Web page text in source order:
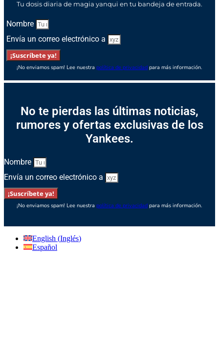
Tu dosis diaria de magia yanqui en tu bandeja de entrada.
Nombre
Envía un correo electrónico a
¡Suscríbete ya!
¡No enviamos spam! Lee nuestra política de privacidad para más información.
No te pierdas las últimas noticias,
rumores y ofertas exclusivas de los
Yankees.
Nombre
Envía un correo electrónico a
¡Suscríbete ya!
¡No enviamos spam! Lee nuestra política de privacidad para más información.
English (Inglés)
Español